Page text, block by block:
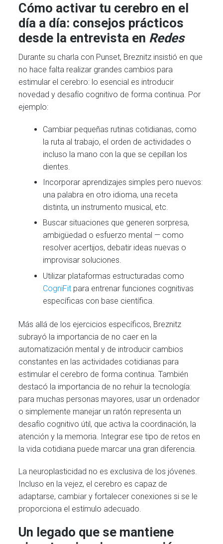
Cómo activar tu cerebro en el
día a día: consejos prácticos
desde la entrevista en Redes
Durante su charla con Punset, Breznitz insistió en que
no hace falta realizar grandes cambios para
estimular el cerebro: lo esencial es introducir
novedad y desafío cognitivo de forma continua. Por
ejemplo:
Cambiar pequeñas rutinas cotidianas, como
la ruta al trabajo, el orden de actividades o
incluso la mano con la que se cepillan los
dientes.
Incorporar aprendizajes simples pero nuevos:
una palabra en otro idioma, una receta
distinta, un instrumento musical, etc.
Buscar situaciones que generen sorpresa,
ambigüedad o esfuerzo mental — como
resolver acertijos, debatir ideas nuevas o
improvisar soluciones.
Utilizar plataformas estructuradas como
CogniFit para entrenar funciones cognitivas
específicas con base científica.
Más allá de los ejercicios específicos, Breznitz
subrayó la importancia de no caer en la
automatización mental y de introducir cambios
constantes en las actividades cotidianas para
estimular el cerebro de forma continua. También
destacó la importancia de no rehuir la tecnología:
para muchas personas mayores, usar un ordenador
o simplemente manejar un ratón representa un
desafío cognitivo útil, que activa la coordinación, la
atención y la memoria. Integrar ese tipo de retos en
la vida cotidiana puede marcar una gran diferencia.
La neuroplasticidad no es exclusiva de los jóvenes.
Incluso en la vejez, el cerebro es capaz de
adaptarse, cambiar y fortalecer conexiones si se le
proporciona el estímulo adecuado.
Un legado que se mantiene